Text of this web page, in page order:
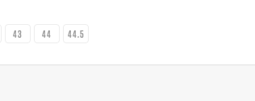
43 44 44.5